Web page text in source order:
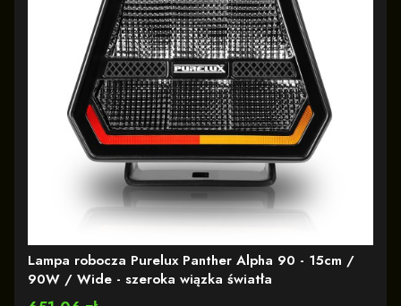
Lampa robocza Purelux Panther Alpha 90 - 15cm /
90W / Wide - szeroka wiązka światła